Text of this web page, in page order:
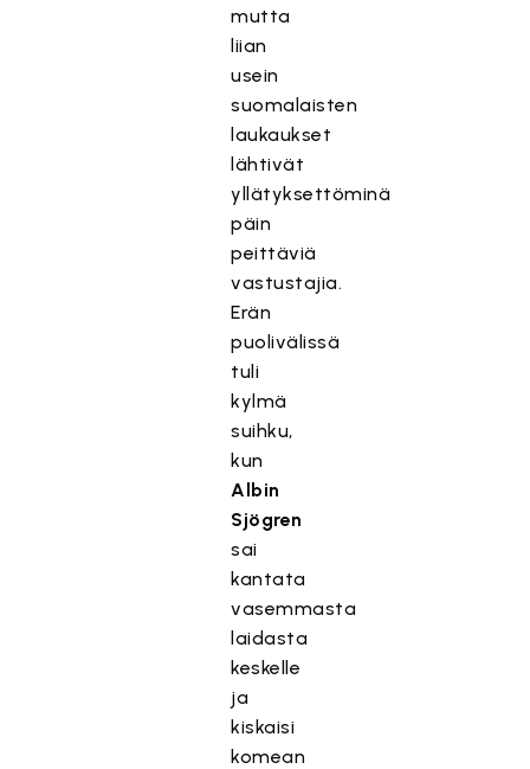
mutta
liian
usein
suomalaisten
laukaukset
lähtivät
yllätyksettöminä
päin
peittäviä
vastustajia.
Erän
puolivälissä
tuli
kylmä
suihku,
kun
Albin
Sjögren
sai
kantata
vasemmasta
laidasta
keskelle
ja
kiskaisi
komean